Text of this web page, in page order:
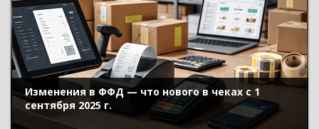
Изменения в ФФД — что нового в чеках с 1
сентября 2025 г.